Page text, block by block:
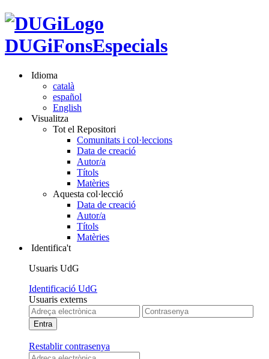
DUGiFonsEspecials
Idioma
català
español
English
Visualitza
Tot el Repositori
Comunitats i col·leccions
Data de creació
Autor/a
Títols
Matèries
Aquesta col·lecció
Data de creació
Autor/a
Títols
Matèries
Identifica't
Usuaris UdG
Identificació UdG
Usuaris externs
Restablir contrasenya